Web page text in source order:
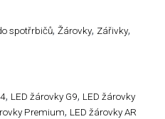
spotřrbičů, Žárovky, Zářivky,
, LED žárovky G9, LED žárovky
Premium, LED žárovky AR